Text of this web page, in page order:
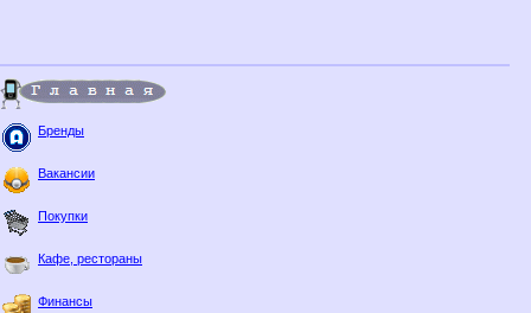
Бренды
Вакансии
Покупки
Кафе, рестораны
Финансы